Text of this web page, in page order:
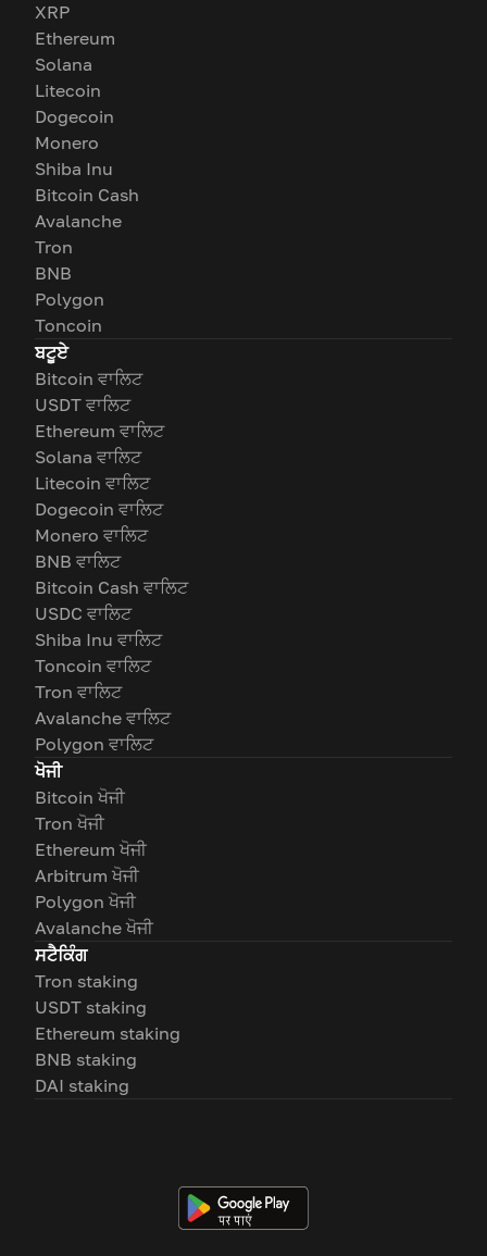
XRP
Ethereum
Solana
Litecoin
Dogecoin
Monero
Shiba Inu
Bitcoin Cash
Avalanche
Tron
BNB
Polygon
Toncoin
ਬਟੂਏ
Bitcoin ਵਾਲਿਟ
USDT ਵਾਲਿਟ
Ethereum ਵਾਲਿਟ
Solana ਵਾਲਿਟ
Litecoin ਵਾਲਿਟ
Dogecoin ਵਾਲਿਟ
Monero ਵਾਲਿਟ
BNB ਵਾਲਿਟ
Bitcoin Cash ਵਾਲਿਟ
USDC ਵਾਲਿਟ
Shiba Inu ਵਾਲਿਟ
Toncoin ਵਾਲਿਟ
Tron ਵਾਲਿਟ
Avalanche ਵਾਲਿਟ
Polygon ਵਾਲਿਟ
ਖੋਜੀ
Bitcoin ਖੋਜੀ
Tron ਖੋਜੀ
Ethereum ਖੋਜੀ
Arbitrum ਖੋਜੀ
Polygon ਖੋਜੀ
Avalanche ਖੋਜੀ
ਸਟੈਕਿੰਗ
Tron staking
USDT staking
Ethereum staking
BNB staking
DAI staking